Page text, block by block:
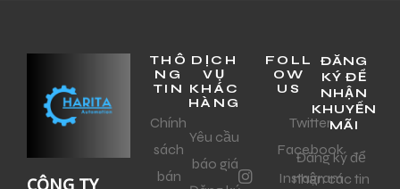
CÔNG TY
THÔ
NG
TIN
Chính
sách
bán
DỊCH
VỤ
KHÁC
HÀNG
Yêu cầu
báo giá
FOLL
OW
US
Twitter
Facebook
Instagram
ĐĂNG
KÝ ĐỂ
NHẬN
KHUYẾN
MÃI
Đăng ký để
nhận các tin